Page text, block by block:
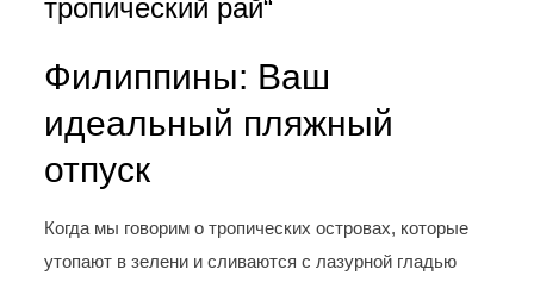
тропический рай“
Филиппины: Ваш
идеальный пляжный
отпуск
Когда мы говорим о тропических островах, которые
утопают в зелени и сливаются с лазурной гладью